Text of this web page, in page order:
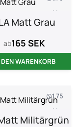
1 kg
Matt Grau
ab165 SEK
WARENKORB
1.75
1 kg
Militärgrün